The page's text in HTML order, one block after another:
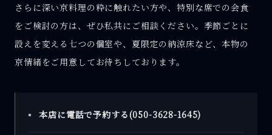
さらに深い京料理の粋に触れたい方や、特別な席での会食
をご検討の方は、ぜひ私共にご相談ください。季節ごとに
設えを変える七つの個室や、夏限定の納涼床など、本物の
京情緒をご用意してお待ちしております。
本店に電話で予約する(050-3628-1645)